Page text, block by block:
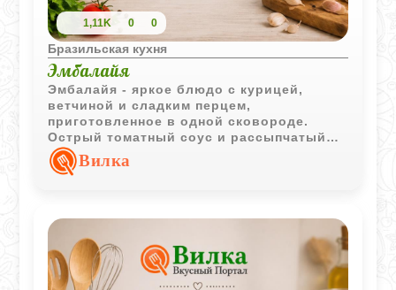
1,11K 0 0
Бразильская кухня
Эмбалайя
Эмбалайя - яркое блюдо с курицей,
ветчиной и сладким перцем,
приготовленное в одной сковороде.
Острый томатный соус и рассыпчатый
рис делают подачу особенно сытной и
выразительной.
Вилка